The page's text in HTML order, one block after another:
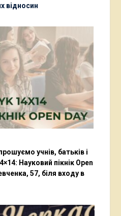
відносин
учнів, батьків і
Науковий пікнік Open
57, біля входу в